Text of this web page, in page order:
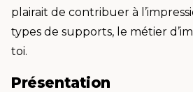
plairait de contribuer à
types de supports, le métier
toi.
Présentation